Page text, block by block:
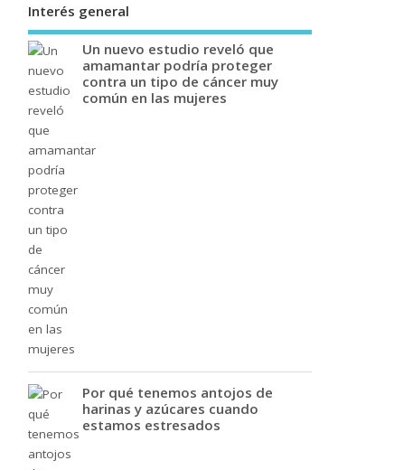
Interés general
Un nuevo estudio reveló que
amamantar podría proteger
contra un tipo de cáncer muy
común en las mujeres
Por qué tenemos antojos de
harinas y azúcares cuando
estamos estresados